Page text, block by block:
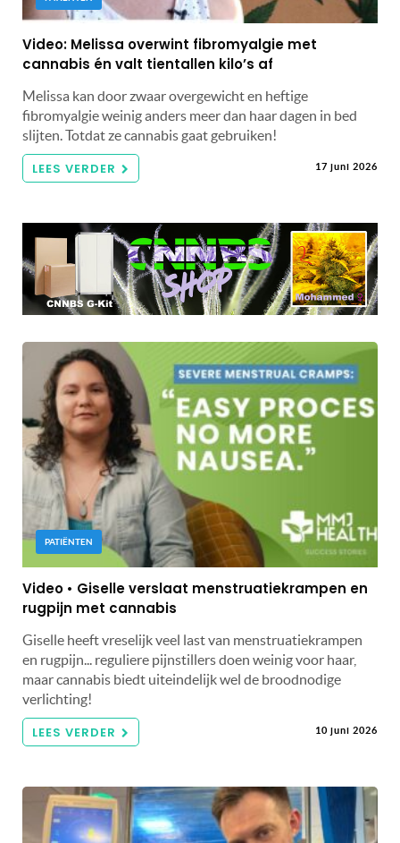
Video: Melissa overwint fibromyalgie met
cannabis én valt tientallen kilo’s af
Melissa kan door zwaar overgewicht en heftige
fibromyalgie weinig anders meer dan haar dagen in bed
slijten. Totdat ze cannabis gaat gebruiken!
LEES VERDER 17 juni 2026
PATIËNTEN
Video • Giselle verslaat menstruatiekrampen en
rugpijn met cannabis
Giselle heeft vreselijk veel last van menstruatiekrampen
en rugpijn... reguliere pijnstillers doen weinig voor haar,
maar cannabis biedt uiteindelijk wel de broodnodige
verlichting!
LEES VERDER 10 juni 2026